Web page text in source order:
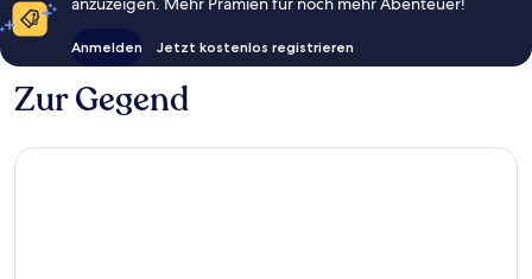
Anmelden Jetzt kostenlos registrieren
Zur Gegend